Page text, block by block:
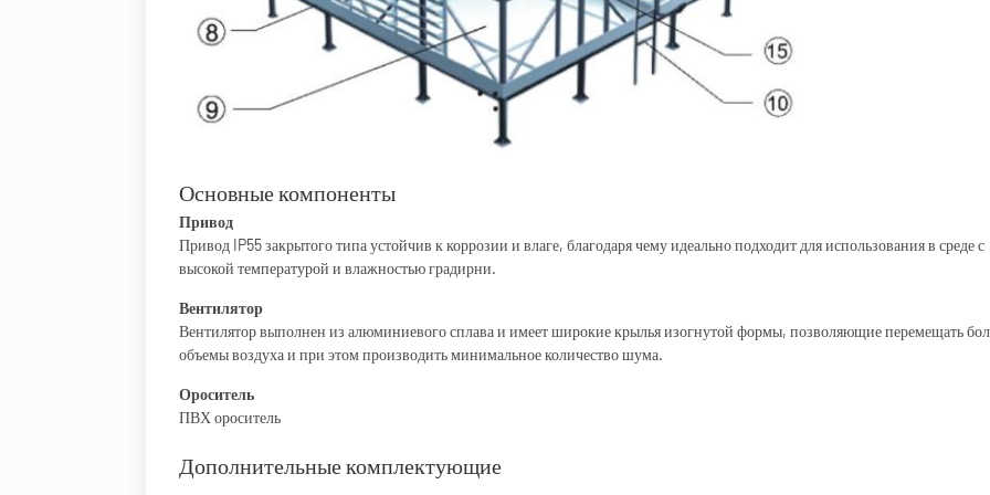
Основные компоненты
Привод
Привод IP55 закрытого типа устойчив к коррозии и влаге, благодаря чему идеально подходит для использования в среде с
высокой температурой и влажностью градирни.
Вентилятор
Вентилятор выполнен из алюминиевого сплава и имеет широкие крылья изогнутой формы, позволяющие перемещать
объемы воздуха и при этом производить минимальное количество шума.
Ороситель
ПВХ ороситель
Дополнительные комплектующие